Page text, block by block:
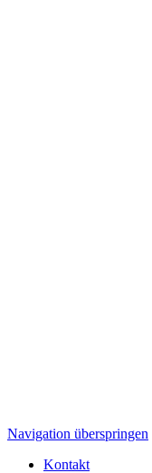
Navigation überspringen
Kontakt